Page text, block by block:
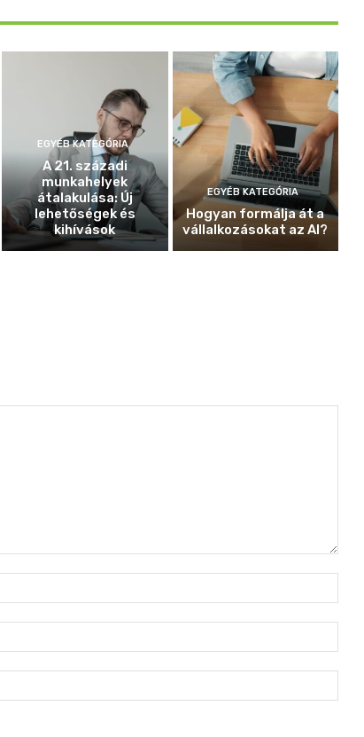
EGYÉB KATEGÓRIA
A 21. századi
munkahelyek
átalakulása: Új
lehetőségek és
kihívások
EGYÉB KATEGÓRIA
Hogyan formálja át a
vállalkozásokat az AI?
mail:*